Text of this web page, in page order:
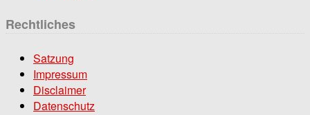
Rechtliches
Satzung
Impressum
Disclaimer
Datenschutz